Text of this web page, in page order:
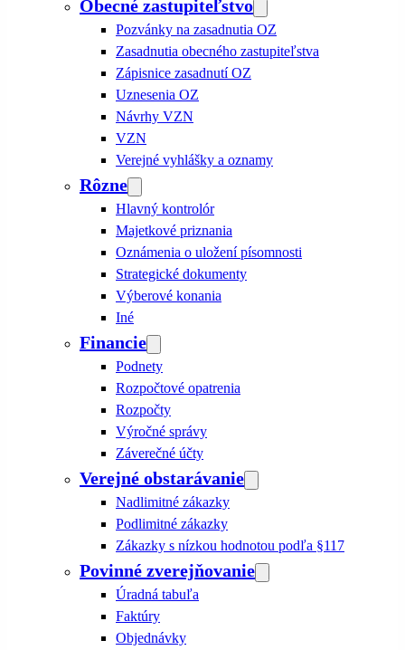
Obecné zastupiteľstvo
Pozvánky na zasadnutia OZ
Zasadnutia obecného zastupiteľstva
Zápisnice zasadnutí OZ
Uznesenia OZ
Návrhy VZN
VZN
Verejné vyhlášky a oznamy
Rôzne
Hlavný kontrolór
Majetkové priznania
Oznámenia o uložení písomnosti
Strategické dokumenty
Výberové konania
Iné
Financie
Podnety
Rozpočtové opatrenia
Rozpočty
Výročné správy
Záverečné účty
Verejné obstarávanie
Nadlimitné zákazky
Podlimitné zákazky
Zákazky s nízkou hodnotou podľa §117
Povinné zverejňovanie
Úradná tabuľa
Faktúry
Objednávky